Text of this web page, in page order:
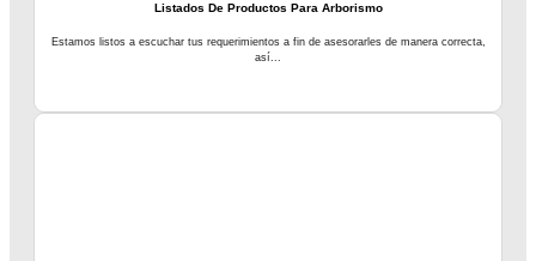
Listados De Productos Para Arborismo
Estamos listos a escuchar tus requerimientos a fin de asesorarles de manera correcta,
así...